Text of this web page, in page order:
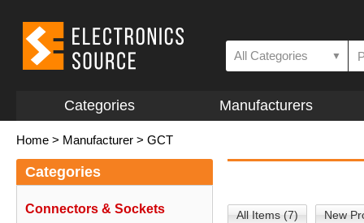
All Categories ▼
Categories Manufacturers
Home > Manufacturer > GCT
Categories
Connectors & Sockets All Items (7) New